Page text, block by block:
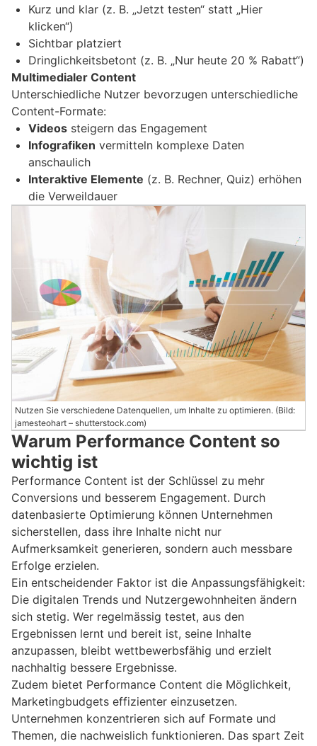
Kurz und klar (z. B. „Jetzt testen“ statt „Hier
klicken“)
Sichtbar platziert
Dringlichkeitsbetont (z. B. „Nur heute 20 % Rabatt“)
Multimedialer Content
Unterschiedliche Nutzer bevorzugen unterschiedliche
Content-Formate:
Videos steigern das Engagement
Infografiken vermitteln komplexe Daten
anschaulich
Interaktive Elemente (z. B. Rechner, Quiz) erhöhen
die Verweildauer
Nutzen Sie verschiedene Datenquellen, um Inhalte zu optimieren. (Bild:
jamesteohart – shutterstock.com)
Warum Performance Content so
wichtig ist
Performance Content ist der Schlüssel zu mehr
Conversions und besserem Engagement. Durch
datenbasierte Optimierung können Unternehmen
sicherstellen, dass ihre Inhalte nicht nur
Aufmerksamkeit generieren, sondern auch messbare
Erfolge erzielen.
Ein entscheidender Faktor ist die Anpassungsfähigkeit:
Die digitalen Trends und Nutzergewohnheiten ändern
sich stetig. Wer regelmässig testet, aus den
Ergebnissen lernt und bereit ist, seine Inhalte
anzupassen, bleibt wettbewerbsfähig und erzielt
nachhaltig bessere Ergebnisse.
Zudem bietet Performance Content die Möglichkeit,
Marketingbudgets effizienter einzusetzen.
Unternehmen konzentrieren sich auf Formate und
Themen, die nachweislich funktionieren. Das spart Zeit